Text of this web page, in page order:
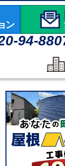
ン
94-